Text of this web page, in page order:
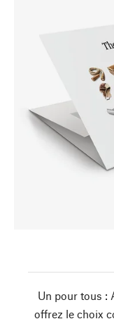
Un pour tous :
offrez le choix